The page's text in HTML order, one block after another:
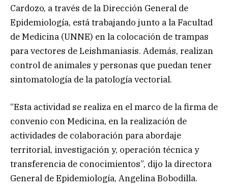
Cardozo, a través de la Dirección General de
Epidemiología, está trabajando junto a la Facultad
de Medicina (UNNE) en la colocación de trampas
para vectores de Leishmaniasis. Además, realizan
control de animales y personas que puedan tener
sintomatología de la patología vectorial.
“Esta actividad se realiza en el marco de la firma de
convenio con Medicina, en la realización de
actividades de colaboración para abordaje
territorial, investigación y, operación técnica y
transferencia de conocimientos”, dijo la directora
General de Epidemiología, Angelina Bobodilla.